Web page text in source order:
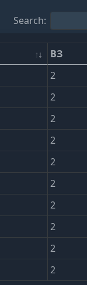
Search:
ВЗ
2
2
2
2
2
2
2
2
2
2